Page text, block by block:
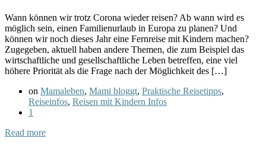
Wann können wir trotz Corona wieder reisen? Ab wann wird es
möglich sein, einen Familienurlaub in Europa zu planen? Und
können wir noch dieses Jahr eine Fernreise mit Kindern machen?
Zugegeben, aktuell haben andere Themen, die zum Beispiel das
wirtschaftliche und gesellschaftliche Leben betreffen, eine viel
höhere Priorität als die Frage nach der Möglichkeit des […]
on Mamaleben, Mami bloggt, Praktische Reisetipps,
Reiseinfos, Reisen mit Kindern Infos
1
Read more